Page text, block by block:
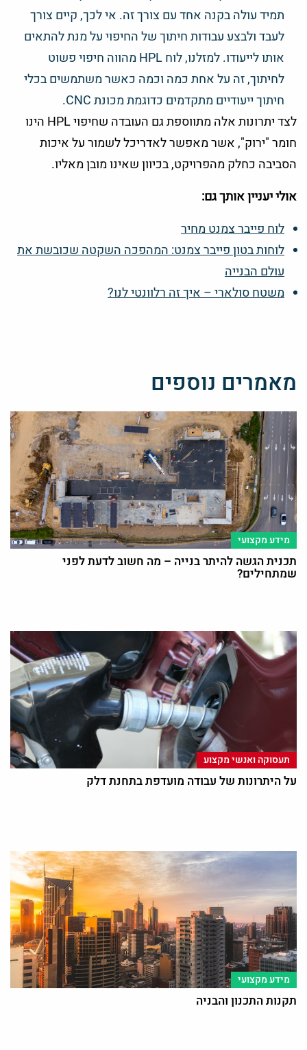
תמיד עולה בקנה אחד עם צורך זה. אי לכך, קיים צורך
לעבד ולבצע עבודות חיתוך של החיפוי על מנת להתאים
אותו לייעודו. למזלנו, לוח HPL מהווה חיפוי פשוט
לחיתוך, זה על אחת כמה וכמה כאשר משתמשים בכלי
חיתוך ייעודיים מתקדמים כדוגמת מכונת CNC.
לצד יתרונות אלה מתווספת גם העובדה שחיפוי HPL הינו
חומר "ירוק", אשר מאפשר לאדריכל לשמור על איכות
הסביבה כחלק מהפרויקט, בכיוון שאינו מובן מאליו.
אולי יעניין אותך גם:
לוח פייבר צמנט מחיר
לוחות בטון פייבר צמנט: המהפכה השקטה שכובשת את
עולם הבנייה
משטח סולארי – איך זה רלוונטי לנו?
מאמרים נוספים
מידע מקצועי
תכנית הגשה להיתר בנייה – מה חשוב לדעת לפני
שמתחילים?
תעסוקה ואנשי מקצוע
על היתרונות של עבודה מועדפת בתחנת דלק
מידע מקצועי
תקנות התכנון והבניה